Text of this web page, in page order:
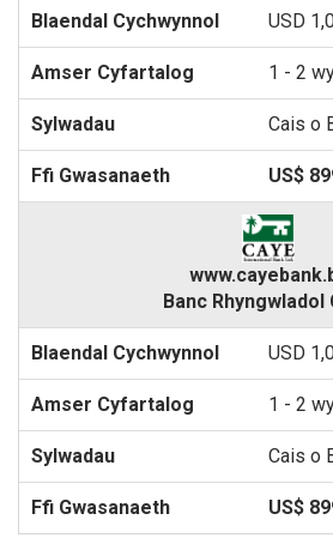
USD
1 - 2
Cais o
US$
Banc Rhyngwladol
USD
1 - 2
Cais o
US$